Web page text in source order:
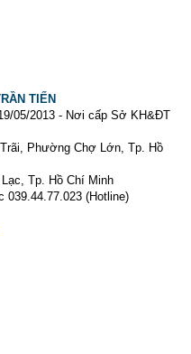
TIẾN
05/2013 - Nơi cấp Sở KH&ĐT
Trãi, Phường Chợ Lớn, Tp. Hồ
Tp. Hồ Chí Minh
039.44.77.023 (Hotline)